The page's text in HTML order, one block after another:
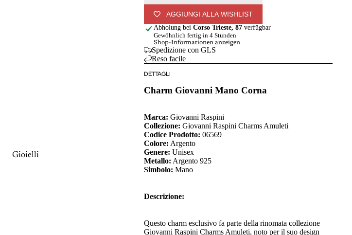
Gioielli
AGGIUNGI ALLA WISHLIST
Abholung bei Corso Trieste, 87 verfügbar
Gewöhnlich fertig in 4 Stunden
Shop-Informationen anzeigen
Spedizione con GLS
Reso facile
DETTAGLI
Charm Giovanni Mano Corna
Marca: Giovanni Raspini
Collezione: Giovanni Raspini Charms Amuleti
Codice Prodotto: 06569
Colore: Argento
Genere: Unisex
Metallo: Argento 925
Simbolo: Mano
Descrizione:
Questo charm esclusivo fa parte della rinomata collezione
Giovanni Raspini Charms Amuleti, noto per il suo design